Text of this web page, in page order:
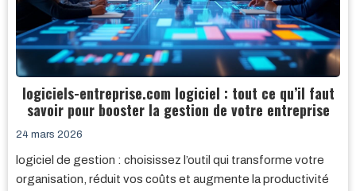
logiciels-entreprise.com logiciel : tout ce qu’il faut
savoir pour booster la gestion de votre entreprise
24 mars 2026
logiciel de gestion : choisissez l’outil qui transforme votre
organisation, réduit vos coûts et augmente la productivité